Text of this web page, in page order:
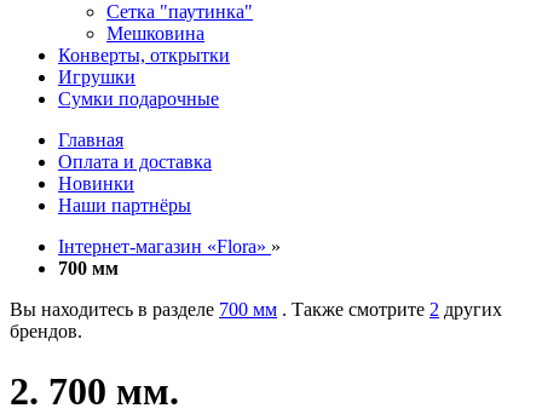
Сетка "паутинка"
Мешковина
Конверты, открытки
Игрушки
Сумки подарочные
Главная
Оплата и доставка
Новинки
Наши партнёры
Інтернет-магазин «Flora» »
700 мм
Вы находитесь в разделе 700 мм . Также смотрите 2 других
брендов.
2. 700 мм.